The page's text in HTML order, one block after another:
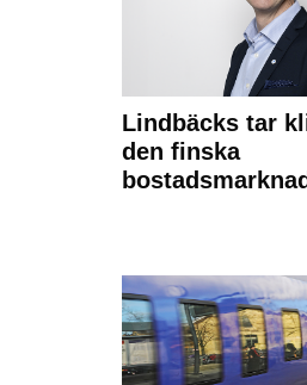
Lindbäcks tar
den finska